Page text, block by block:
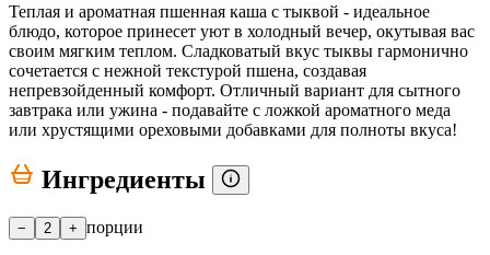
Теплая и ароматная пшенная каша с тыквой - идеальное
блюдо, которое принесет уют в холодный вечер, окутывая вас
своим мягким теплом. Сладковатый вкус тыквы гармонично
сочетается с нежной текстурой пшена, создавая
непревзойденный комфорт. Отличный вариант для сытного
завтрака или ужина - подавайте с ложкой ароматного меда
или хрустящими ореховыми добавками для полноты вкуса!
Ингредиенты
− 2 + порции